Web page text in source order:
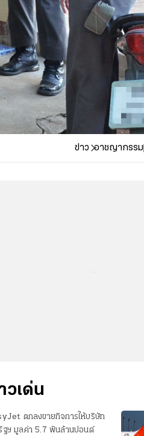
ข่าว อาชญากรรม
วเด่น
ตกลงขายกิจการให้บริษัท
ฐฯ มูลค่า 5.7 พันล้านปอนด์